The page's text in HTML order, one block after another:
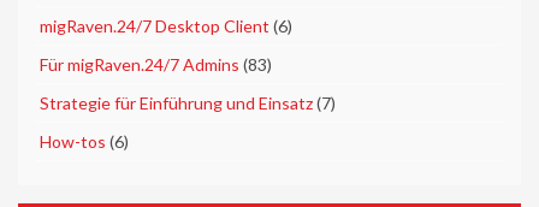
migRaven.24/7 Desktop Client (6)
Für migRaven.24/7 Admins (83)
Strategie für Einführung und Einsatz(7)
How-tos (6)